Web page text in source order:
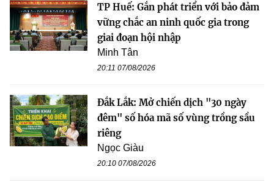
TP Huế: Gắn phát triển với bảo đảm
vững chắc an ninh quốc gia trong
giai đoạn hội nhập
Minh Tân
20:11 07/08/2026
Đắk Lắk: Mở chiến dịch "30 ngày
đêm" số hóa mã số vùng trồng sầu
riêng
Ngọc Giàu
20:10 07/08/2026